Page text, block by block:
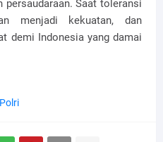
Saat toleransi
menjadi kekuatan, dan
demi Indonesia yang damai
Polri